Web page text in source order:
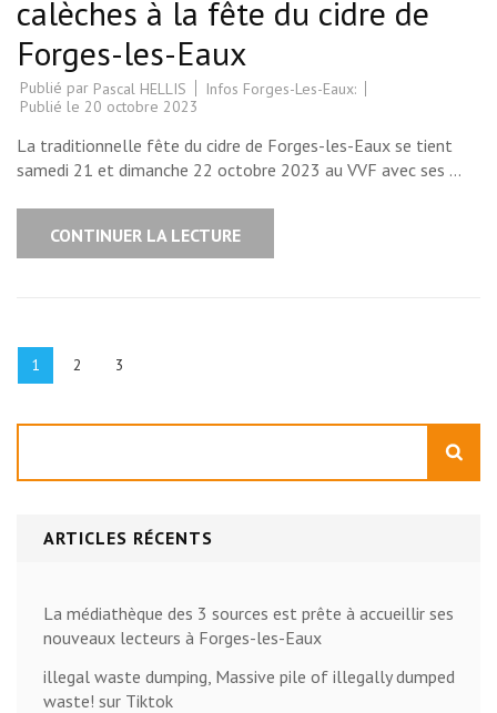
calèches à la fête du cidre de
Forges-les-Eaux
Publié par Pascal HELLIS
Infos Forges-Les-Eaux:
Publié le 20 octobre 2023
La traditionnelle fête du cidre de Forges-les-Eaux se tient
samedi 21 et dimanche 22 octobre 2023 au VVF avec ses …
CONTINUER LA LECTURE
Pagination
des
publications
Page
1 Page
2 Page
3
ARTICLES RÉCENTS
La médiathèque des 3 sources est prête à accueillir ses
nouveaux lecteurs à Forges-les-Eaux
illegal waste dumping, Massive pile of illegally dumped
waste! sur Tiktok